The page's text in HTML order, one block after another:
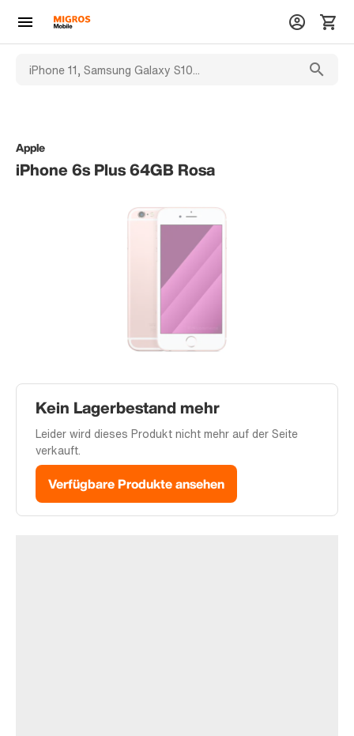
Apple
iPhone 6s Plus 64GB Rosa
Kein Lagerbestand mehr
Leider wird dieses Produkt nicht mehr auf der Seite
verkauft.
Verfügbare Produkte ansehen